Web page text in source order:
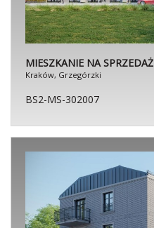
MIESZKANIE NA SPRZEDAŻ
Kraków, Grzegórzki
BS2-MS-302007